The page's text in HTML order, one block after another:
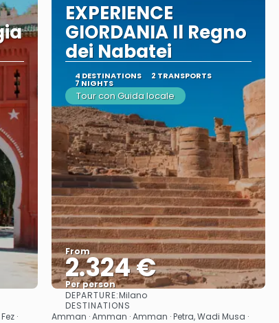
·
EXPERIENCE
GIORDANIA Il Regno
dei Nabatei
4 DESTINATIONS 2 TRANSPORTS
7 NIGHTS
Tour con Guida locale
From
2.324 €
Per person
DEPARTURE:Milano
DESTINATIONS
Amman · Amman · Amman · Petra, Wadi Musa ·